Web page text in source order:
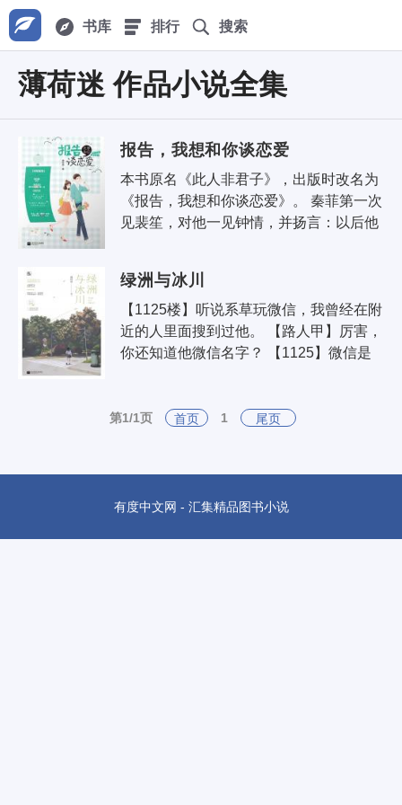
书库 排行 搜索
薄荷迷 作品小说全集
报告，我想和你谈恋爱
本书原名《此人非君子》，出版时改名为
《报告，我想和你谈恋爱》。 秦菲第一次
见裴笙，对他一见钟情，并扬言：以后他
绿洲与冰川
【1125楼】听说系草玩微信，我曾经在附
近的人里面搜到过他。 【路人甲】厉害，
你还知道他微信名字？ 【1125】微信是
第1/1页 首页 1 尾页
有度中文网 - 汇集精品图书小说